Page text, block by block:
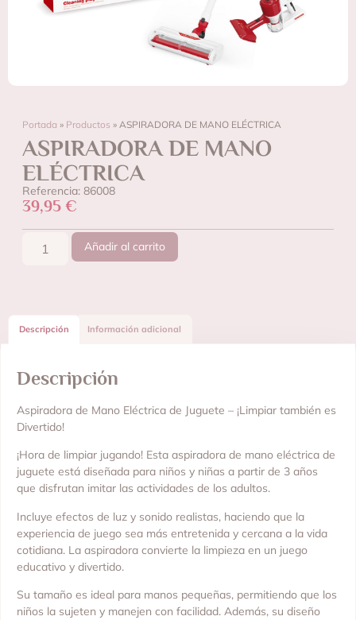
Portada » Productos » ASPIRADORA DE MANO ELÉCTRICA
ASPIRADORA DE MANO
ELÉCTRICA
Referencia: 86008
39,95 €
Añadir al carrito
Descripción Información adicional
Descripción
Aspiradora de Mano Eléctrica de Juguete – ¡Limpiar también es
Divertido!
¡Hora de limpiar jugando! Esta aspiradora de mano eléctrica de
juguete está diseñada para niños y niñas a partir de 3 años
que disfrutan imitar las actividades de los adultos.
Incluye efectos de luz y sonido realistas, haciendo que la
experiencia de juego sea más entretenida y cercana a la vida
cotidiana. La aspiradora convierte la limpieza en un juego
educativo y divertido.
Su tamaño es ideal para manos pequeñas, permitiendo que los
niños la sujeten y manejen con facilidad. Además, su diseño